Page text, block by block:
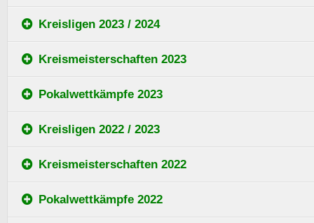
Kreisligen 2023 / 2024
Kreismeisterschaften 2023
Pokalwettkämpfe 2023
Kreisligen 2022 / 2023
Kreismeisterschaften 2022
Pokalwettkämpfe 2022